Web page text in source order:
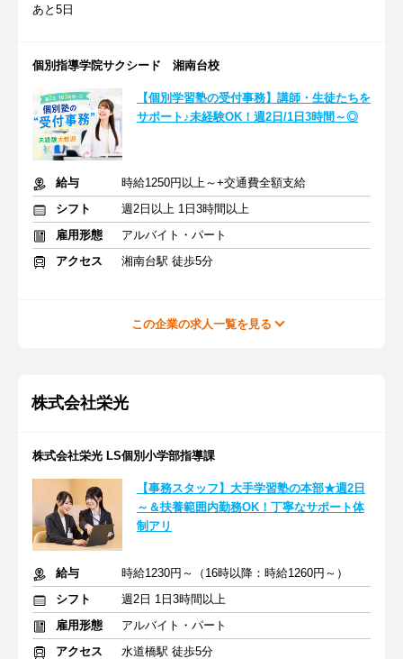
あと5日
個別指導学院サクシード 湘南台校
【個別学習塾の受付事務】講師・生徒たちを
サポート♪未経験OK！週2日/1日3時間～◎
給与
時給1250円以上～+交通費全額支給
シフト
週2日以上 1日3時間以上
雇用形態
アルバイト・パート
アクセス
湘南台駅 徒歩5分
この企業の求人一覧を見る
株式会社栄光
株式会社栄光 LS個別小学部指導課
【事務スタッフ】大手学習塾の本部★週2日
～＆扶養範囲内勤務OK！丁寧なサポート体
制アリ
給与
時給1230円～（16時以降：時給1260円～）
シフト
週2日 1日3時間以上
雇用形態
アルバイト・パート
アクセス
水道橋駅 徒歩5分